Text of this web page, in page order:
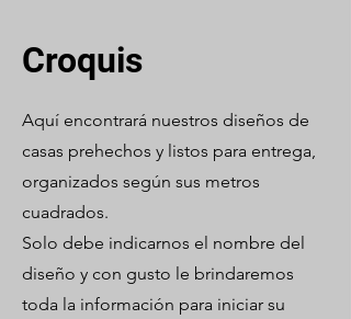
Croquis
Aquí encontrará nuestros diseños de
casas prehechos y listos para entrega,
organizados según sus metros
cuadrados.
Solo debe indicarnos el nombre del
diseño y con gusto le brindaremos
toda la información para iniciar su